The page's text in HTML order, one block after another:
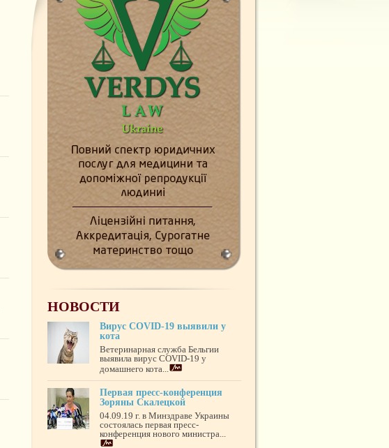
НОВОСТИ
Вирус COVID-19 выявили у
кота
Ветеринарная служба Бельгии
выявила вирус COVID-19 у
домашнего кота...
Первая пресс-конференция
Зоряны Скалецкой
04.09.19 г. в Минздраве Украины
состоялась первая пресс-
конференция нового министра...